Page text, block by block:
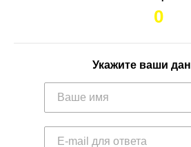
0
Укажите ваши